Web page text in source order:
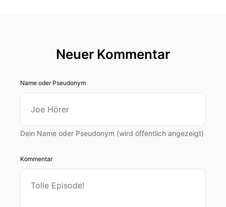
Neuer Kommentar
Name oder Pseudonym
Dein Name oder Pseudonym (wird öffentlich angezeigt)
Kommentar